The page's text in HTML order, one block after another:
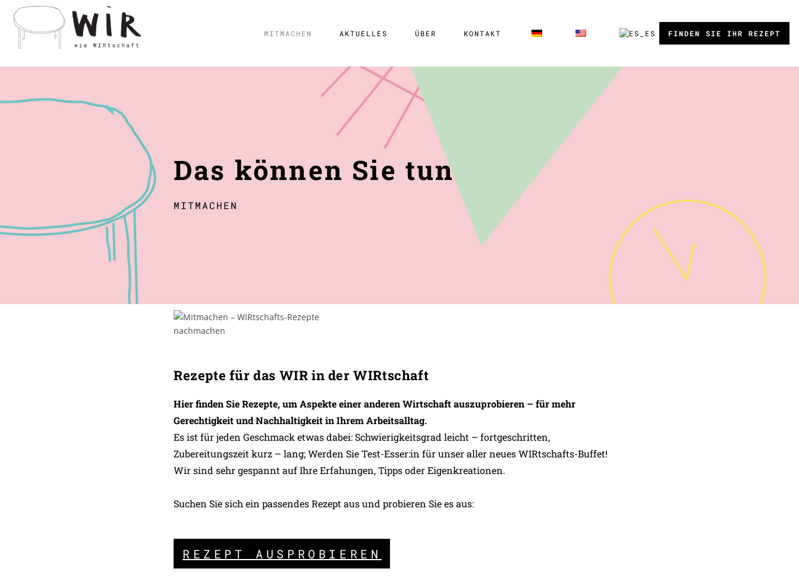
MITMACHEN AKTUELLES ÜBER KONTAKT FINDEN SIE IHR REZEPT
Das können Sie tun
MITMACHEN
Rezepte für das WIR in der WIRtschaft
Hier finden Sie Rezepte, um Aspekte einer anderen Wirtschaft auszuprobieren – für mehr
Gerechtigkeit und Nachhaltigkeit in Ihrem Arbeitsalltag.
Es ist für jeden Geschmack etwas dabei: Schwierigkeitsgrad leicht – fortgeschritten,
Zubereitungszeit kurz – lang; Werden Sie Test-Esser:in für unser aller neues WIRtschafts-Buffet!
Wir sind sehr gespannt auf Ihre Erfahungen, Tipps oder Eigenkreationen.
Suchen Sie sich ein passendes Rezept aus und probieren Sie es aus:
REZEPT AUSPROBIEREN